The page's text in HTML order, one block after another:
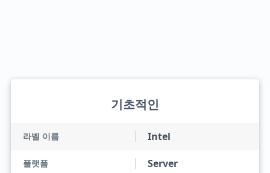
기초적인
라벨 이름 Intel
플랫폼 Server